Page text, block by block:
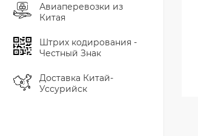
Авиаперевозки из
Китая
Штрих кодирования -
Честный Знак
Доставка Китай-
Уссурийск